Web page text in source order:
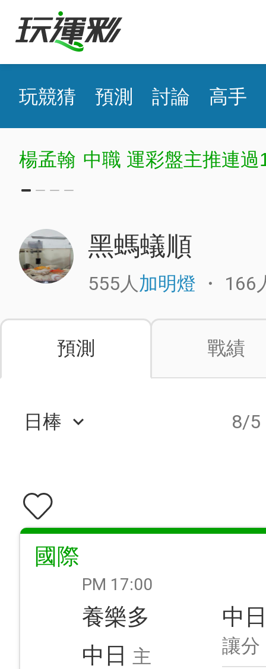
玩競猜 預測 討論 高手
孟翰 中職 運彩盤主推連過12日
黑螞蟻順
555人加明燈 ・ 166
預測 戰績
日棒 keyboard_arrow_down 8/5
國際
PM 17:00
養樂多
中日 主
中
讓分